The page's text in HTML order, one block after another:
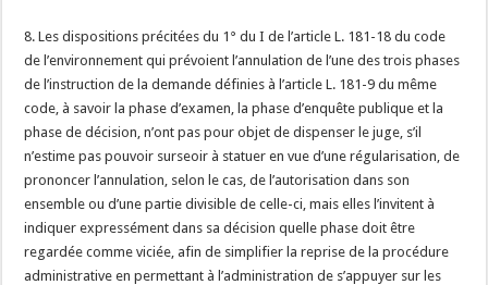
8. Les dispositions précitées du 1° du I de l’article L. 181-18 du code
de l’environnement qui prévoient l’annulation de l’une des trois phases
de l’instruction de la demande définies à l’article L. 181-9 du même
code, à savoir la phase d’examen, la phase d’enquête publique et la
phase de décision, n’ont pas pour objet de dispenser le juge, s’il
n’estime pas pouvoir surseoir à statuer en vue d’une régularisation, de
prononcer l’annulation, selon le cas, de l’autorisation dans son
ensemble ou d’une partie divisible de celle-ci, mais elles l’invitent à
indiquer expressément dans sa décision quelle phase doit être
regardée comme viciée, afin de simplifier la reprise de la procédure
administrative en permettant à l’administration de s’appuyer sur les